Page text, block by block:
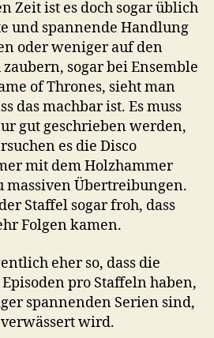
Zeit ist es doch sogar üblich
und spannende Handlung
oder weniger auf den
sogar bei Ensemble
of Thrones, sieht man
das machbar ist. Es muss
gut geschrieben werden,
es die Disco
mit dem Holzhammer
massiven Übertreibungen.
Staffel sogar froh, dass
Folgen kamen.
eher so, dass die
pro Staffeln haben,
spannenden Serien sind,
wird.